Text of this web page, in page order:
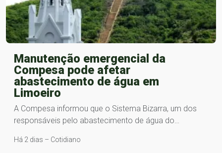
Manutenção emergencial da
Compesa pode afetar
abastecimento de água em
Limoeiro
A Compesa informou que o Sistema Bizarra, um dos
responsáveis pelo abastecimento de água do…
Há 2 dias – Cotidiano